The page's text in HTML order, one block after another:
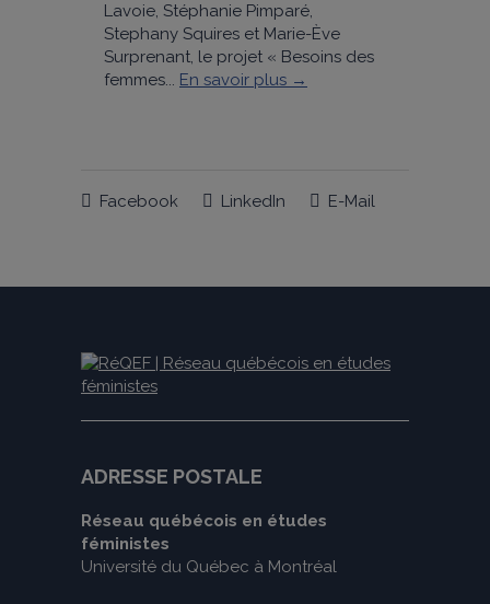
Lavoie, Stéphanie Pimparé,
Stephany Squires et Marie-Ève
Surprenant, le projet « Besoins des
femmes... En savoir plus →
Facebook LinkedIn E-Mail
ADRESSE POSTALE
Réseau québécois en études
féministes
Université du Québec à Montréal